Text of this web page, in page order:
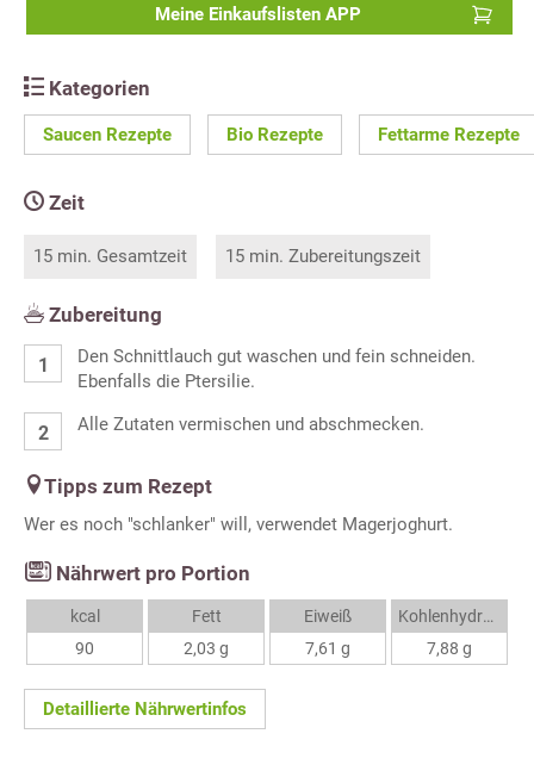
Meine Einkaufslisten APP
Kategorien
Saucen Rezepte Bio Rezepte Fettarme Rezepte
Zeit
15 min. Gesamtzeit 15 min. Zubereitungszeit
Zubereitung
Den Schnittlauch gut waschen und fein schneiden.
Ebenfalls die Ptersilie.
Alle Zutaten vermischen und abschmecken.
Tipps zum Rezept
Wer es noch "schlanker" will, verwendet Magerjoghurt.
Nährwert pro Portion
kcal
90
Fett
2,03 g
Eiweiß
7,61 g
Kohlenhydrate
7,88 g
Detaillierte Nährwertinfos